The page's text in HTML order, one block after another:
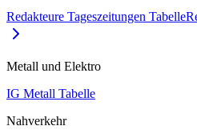
Redakteure Tageszeitungen Tabelle
Metall und Elektro
IG Metall Tabelle
Nahverkehr